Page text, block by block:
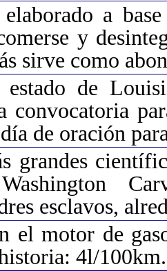
a
y
sirve como
de
convocatoria
de oración
grandes
esclavos,
el motor de
4l/100km.